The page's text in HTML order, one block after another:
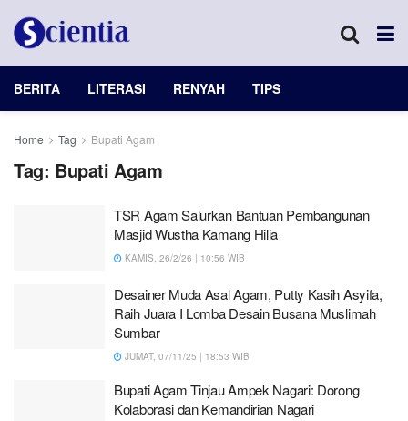
BERITA LITERASI RENYAH TIPS
Home Tag Bupati Agam
Tag: Bupati Agam
TSR Agam Salurkan Bantuan Pembangunan
Masjid Wustha Kamang Hilia
KAMIS, 26/2/26 | 10:56 WIB
Desainer Muda Asal Agam, Putty Kasih Asyifa,
Raih Juara I Lomba Desain Busana Muslimah
Sumbar
JUMAT, 07/11/25 | 18:53 WIB
Bupati Agam Tinjau Ampek Nagari: Dorong
Kolaborasi dan Kemandirian Nagari